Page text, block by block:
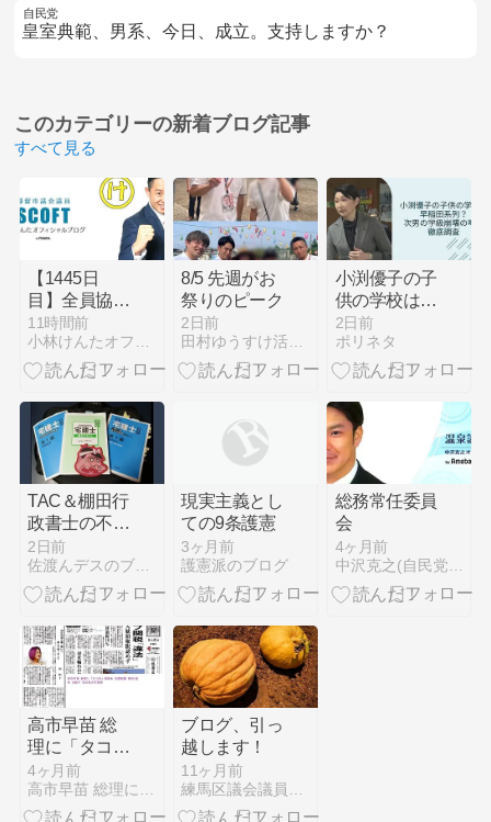
自民党
皇室典範、男系、今日、成立。支持しますか？
このカテゴリーの新着ブログ記事
すべて見る
【1445日
目】全員協議
会
11時間前
8/5 先週がお
祭りのピーク
2日前
小渕優子の子
供の学校は早
稲田系列？次
男の学級崩壊
の噂も徹底調
2日前
ポリネタ
TAC＆棚田行
政書士の不動
産大学の教材
で紙１枚勉強
法で宅建業法
だ！！
2日前
現実主義とし
ての9条護憲
3ヶ月前
護憲派のブログ
総務常任委員
会
4ヶ月前
高市早苗 総
理に「タコ
市」連発★
京都新聞 朝
刊1面★ 浜矩
4ヶ月前
ブログ、引っ
越します！
11ヶ月前